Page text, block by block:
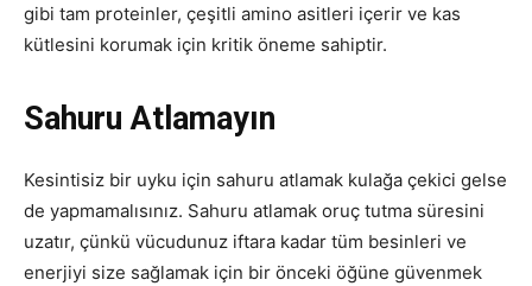
gibi tam proteinler, çeşitli amino asitleri içerir ve kas
kütlesini korumak için kritik öneme sahiptir.
Sahuru Atlamayın
Kesintisiz bir uyku için sahuru atlamak kulağa çekici gelse
de yapmamalısınız. Sahuru atlamak oruç tutma süresini
uzatır, çünkü vücudunuz iftara kadar tüm besinleri ve
enerjiyi size sağlamak için bir önceki öğüne güvenmek